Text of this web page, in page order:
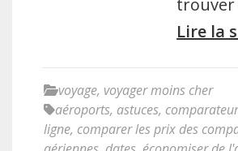
trouver
Lire la
voyage, voyager moins cher
aéroports, astuces,
ligne, comparer les prix des